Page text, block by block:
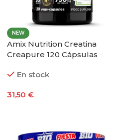
NEW
Amix Nutrition Creatina
Creapure 120 Cápsulas
En stock
31,50 €